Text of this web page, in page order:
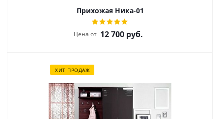
Прихожая Ника-01
Цена от 12 700 руб.
ХИТ ПРОДАЖ